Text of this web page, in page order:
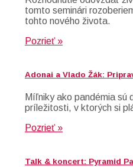
tomto seminári
tohto nového života.
Pozrieť »
Adonai a Vlado Žák:
Míľniky ako pandémia sú
príležitosti, v ktorých si
Pozrieť »
Talk & koncert: Pyramid